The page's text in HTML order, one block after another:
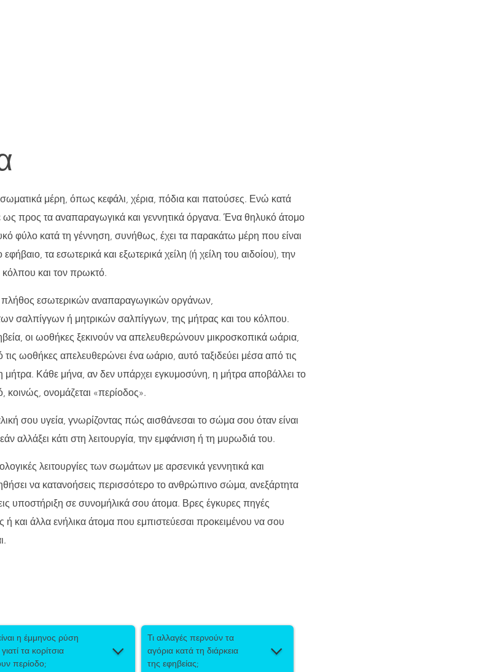
μέρη, όπως κεφάλι, χέρια, πόδια και πατούσες. Ενώ κατά
προς τα αναπαραγωγικά και γεννητικά όργανα. Ένα θηλυκό άτομο
φύλο κατά τη γέννηση, συνήθως, έχει τα παρακάτω μέρη που είναι
τα εσωτερικά και εξωτερικά χείλη (ή χείλη του αιδοίου), την
κόλπου και τον πρωκτό.
πλήθος εσωτερικών αναπαραγωγικών οργάνων,
σαλπίγγων ή μητρικών σαλπίγγων, της μήτρας και του κόλπου.
οι ωοθήκες ξεκινούν να απελευθερώνουν μικροσκοπικά ωάρια,
ωοθήκες απελευθερώνει ένα ωάριο, αυτό ταξιδεύει μέσα από τις
μήτρα. Κάθε μήνα, αν δεν υπάρχει εγκυμοσύνη, η μήτρα αποβάλλει το
ονομάζεται «περίοδος».
σου υγεία, γνωρίζοντας πώς αισθάνεσαι το σώμα σου όταν είναι
αλλάξει κάτι στη λειτουργία, την εμφάνιση ή τη μυρωδιά του.
λειτουργίες των σωμάτων με αρσενικά γεννητικά και
να κατανοήσεις περισσότερο το ανθρώπινο σώμα, ανεξάρτητα
υποστήριξη σε συνομήλικά σου άτομα. Βρες έγκυρες πηγές
ή και άλλα ενήλικα άτομα που εμπιστεύεσαι προκειμένου να σου
η έμμηνος ρύση
γιατί τα κορίτσια
περίοδο;
Τι αλλαγές περνούν τα
αγόρια κατά τη διάρκεια
της εφηβείας;